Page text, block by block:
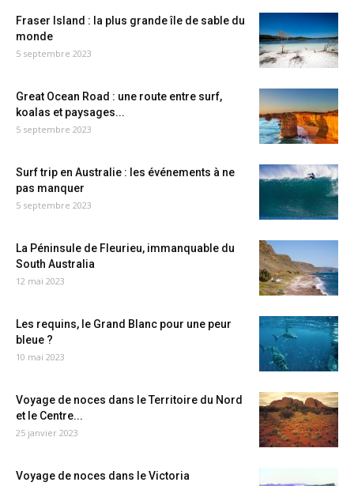
Fraser Island : la plus grande île de sable du
monde
5 septembre 2023
Great Ocean Road : une route entre surf,
koalas et paysages...
5 septembre 2023
Surf trip en Australie : les événements à ne
pas manquer
5 septembre 2023
La Péninsule de Fleurieu, immanquable du
South Australia
12 mai 2023
Les requins, le Grand Blanc pour une peur
bleue ?
10 mai 2023
Voyage de noces dans le Territoire du Nord
et le Centre...
25 janvier 2023
Voyage de noces dans le Victoria